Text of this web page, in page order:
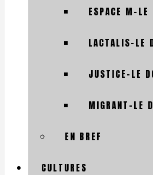
ESPACE M-LE
LACTALIS-LE
JUSTICE-LE
MIGRANT-LE
EN BREF
CULTURES